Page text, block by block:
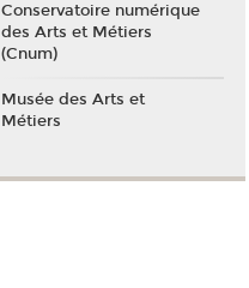
Conservatoire numérique
des Arts et Métiers
(Cnum)
Musée des Arts et
Métiers